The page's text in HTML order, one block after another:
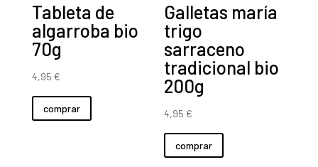
Tableta de
algarroba bio
70g
4,95 €
comprar
Galletas maría
trigo
sarraceno
tradicional bio
200g
4,95 €
comprar